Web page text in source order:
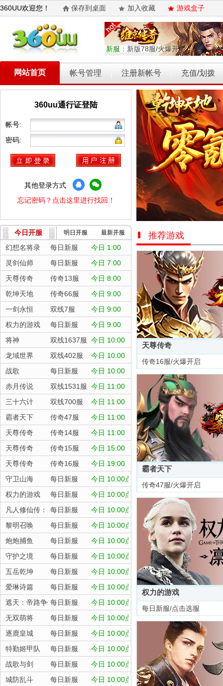
360UU欢迎您！ 保存到桌面 加入收藏 游戏盒子
新服： 新版78服/火爆开启
网站首页 帐号管理 注册新帐号 充值/划拨
360uu通行证登陆
帐号:
密码:
其他登录方式
忘记密码？点击这里进行找回！
今日开服 明日开服 最新开服
幻想名将录 每日新服
今日 1:00
灵剑仙师
每日新服
今日 7:00
天尊传奇
传奇13服
今日 8:00
乾坤天地
传奇66服
今日 9:00
一剑永恒
双线7服
今日 9:00
权力的游戏
每日新服
今日 9:00
将神
双线1637服 今日 10:00
龙域世界
双线402服
今日 10:00
战歌
每日新服
今日 10:00
赤月传说
双线1531服 今日 11:00
三十六计
双线700服
今日 11:00
霸者天下
传奇47服
今日 11:00
天尊传奇
传奇14服
今日 11:00
天尊传奇
传奇15服
今日 15:00
天尊传奇
传奇16服
今日 19:00
守卫山海
每日新服
今日 10:00点
权力的游戏
每日新服
今日 10:00点
凡人修仙传：星海飞驰
每日新服
今日 10:00点
黎明召唤
每日新服
今日 10:00点
炮炮捕鱼
每日新服
今日 10:00点
守护之境
每日新服
今日 10:00点
五岳乾坤
每日新服
今日 10:00点
爱琳诗篇
每日新服
今日 10:00点
遮天：帝路争锋每日新服
今日 10:00点
无双萌将
每日新服
今日 10:00点
逐鹿皇城
每日新服
今日 10:00点
特勤姬甲队
每日新服
今日 10:00点
战歌与剑
每日新服
今日 10:00点
城防乱斗
每日新服
今日 10:00点
乾坤天地
开天西游
霸者归来
权力的游戏
维京传奇
推荐游戏
天尊传奇
传奇16服/火爆开启
霸者天下
传奇47服/火爆开启
权力的游戏
每日新服/点击选服